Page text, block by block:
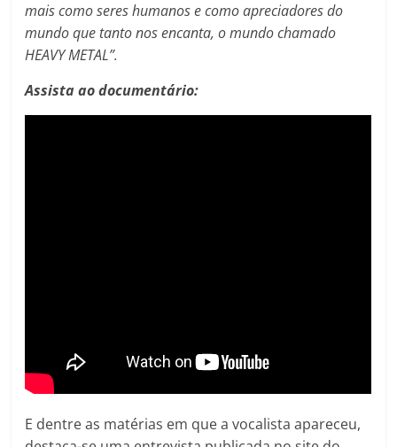
mais como seres humanos e como apreciadores do
mundo que tanto nos encanta, o mundo chamado
HEAVY METAL”.
Assista ao documentário:
E dentre as matérias em que a vocalista apareceu,